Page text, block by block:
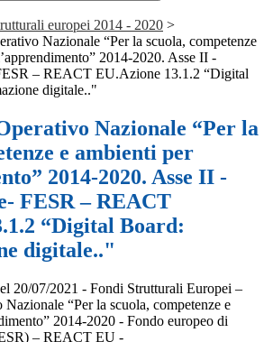
europei 2014 - 2020 >
Nazionale “Per la scuola, competenze
2014-2020. Asse II -
– REACT EU.Azione 13.1.2 “Digital
digitale.."
Nazionale “Per la
e ambienti per
2014-2020. Asse II -
FESR – REACT
“Digital Board:
digitale.."
20/07/2021 - Fondi Strutturali Europei –
“Per la scuola, competenze e
2014-2020 - Fondo europeo di
– REACT EU -